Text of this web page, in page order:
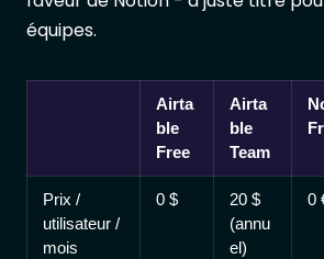
équipes.
Airta
ble
Free
Airta
ble
Team
Prix /
utilisateur /
mois
0 $
20 $
(annu
el)
0